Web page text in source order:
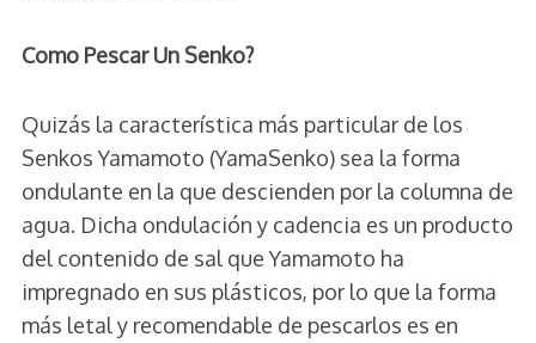
Como Pescar Un Senko?
Quizás la característica más particular de los
Senkos Yamamoto (YamaSenko) sea la forma
ondulante en la que descienden por la columna de
agua. Dicha ondulación y cadencia es un producto
del contenido de sal que Yamamoto ha
impregnado en sus plásticos, por lo que la forma
más letal y recomendable de pescarlos es en